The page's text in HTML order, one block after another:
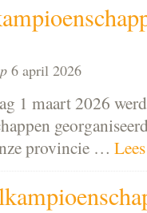
6 april 2026
1 maart 2026
provincie …